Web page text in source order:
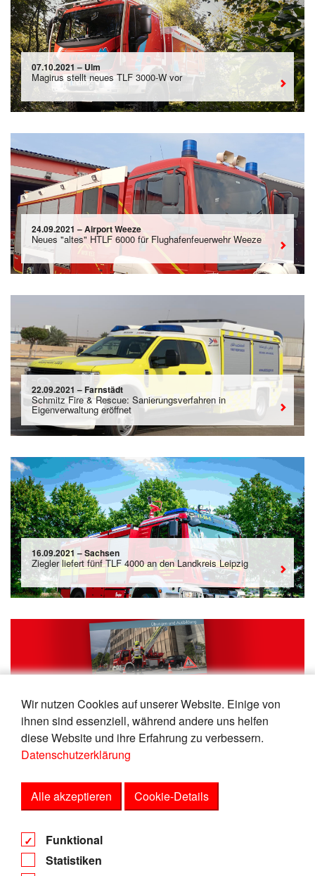
Wir nutzen Cookies auf unserer Website. Einige von
ihnen sind essenziell, während andere uns helfen
diese Website und ihre Erfahrung zu verbessern.
Datenschutzerklärung
Alle akzeptieren Cookie-Details
Funktional
Statistiken
07.10.2021 – Ulm
Magirus stellt neues TLF 3000-W vor
24.09.2021 – Airport Weeze
Neues "altes" HTLF 6000 für Flughafenfeuerwehr Weeze
22.09.2021 – Farnstädt
Schmitz Fire & Rescue: Sanierungsverfahren in
Eigenverwaltung eröffnet
16.09.2021 – Sachsen
Ziegler liefert fünf TLF 4000 an den Landkreis Leipzig
03.08.2021 – NEU
Einsatzübungen planen und durchführen